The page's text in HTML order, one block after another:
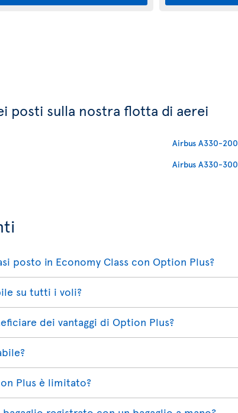
posti sulla nostra flotta di aerei
Airbus A330-200
Airbus A330-300
posto in Economy Class con Option Plus?
su tutti i voli?
dei vantaggi di Option Plus?
Plus è limitato?